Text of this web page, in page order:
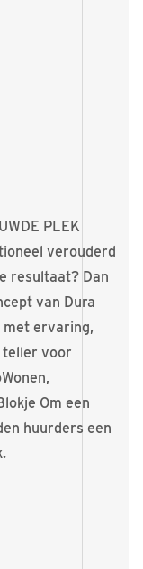
PLEK
verouderd
resultaat? Dan
van Dura
met ervaring,
teller voor
Om een
huurders een